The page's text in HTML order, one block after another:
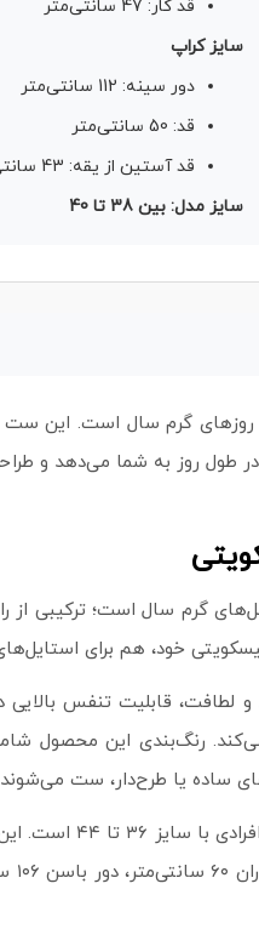
قد کار: 47 سانتی‌متر
سایز کراپ
دور سینه: 112 سانتی‌متر
قد: 50 سانتی‌متر
قد آستین از یقه: 43 سانتی‌متر
سایز مدل: بین 38 تا 40
گرم سال است. این ست
روز به شما می‌دهد و
گرم سال است؛ ترکیبی
خود، هم برای
قابلیت تنفس
رنگ‌بندی این محصول
ساده یا طرح‌دار، ست
طراحی شده